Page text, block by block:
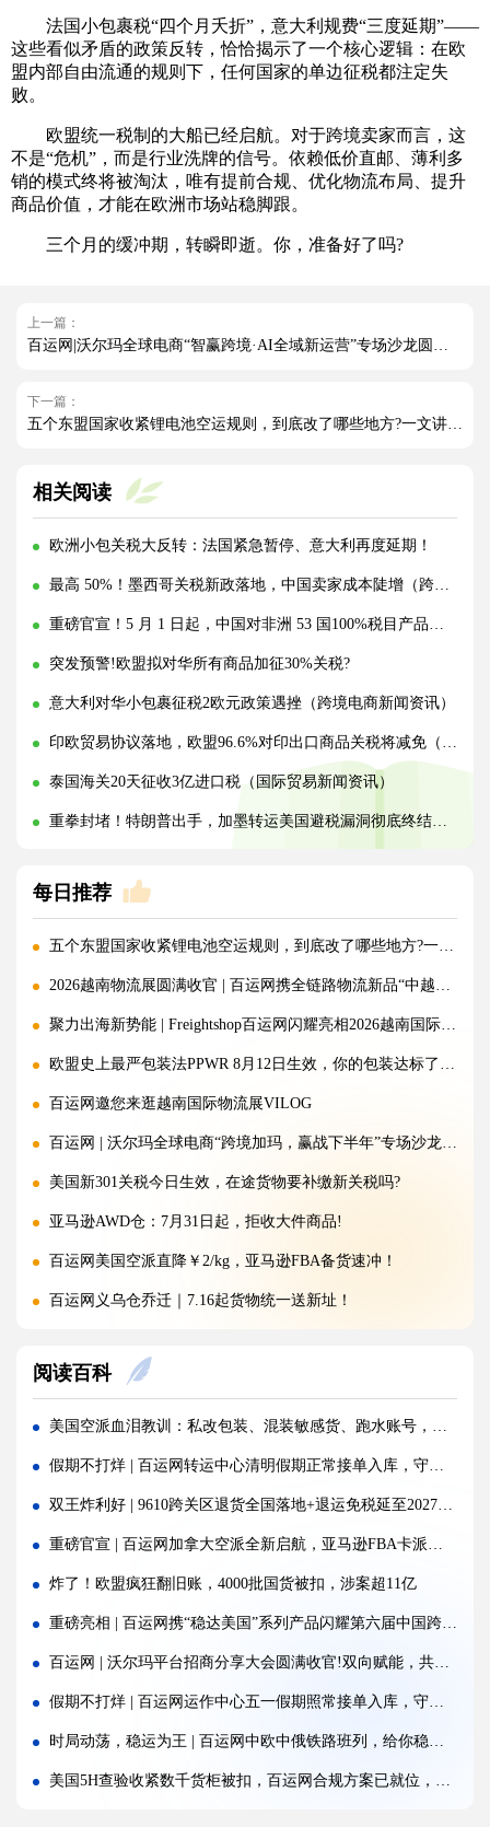
法国小包裹税“四个月夭折”，意大利规费“三度延期”——
这些看似矛盾的政策反转，恰恰揭示了一个核心逻辑：在欧
盟内部自由流通的规则下，任何国家的单边征税都注定失
败。
欧盟统一税制的大船已经启航。对于跨境卖家而言，这
不是“危机”，而是行业洗牌的信号。依赖低价直邮、薄利多
销的模式终将被淘汰，唯有提前合规、优化物流布局、提升
商品价值，才能在欧洲市场站稳脚跟。
三个月的缓冲期，转瞬即逝。你，准备好了吗?
上一篇：
百运网|沃尔玛全球电商“智赢跨境·AI全域新运营”专场沙龙圆满收官!
下一篇：
五个东盟国家收紧锂电池空运规则，到底改了哪些地方?一文讲清!
相关阅读
欧洲小包关税大反转：法国紧急暂停、意大利再度延期！
最高 50%！墨西哥关税新政落地，中国卖家成本陡增（跨境电商卖家请注意）
重磅官宣！5 月 1 日起，中国对非洲 53 国100%税目产品零关税（国际贸易新闻资讯）
突发预警!欧盟拟对华所有商品加征30%关税?
意大利对华小包裹征税2欧元政策遇挫（跨境电商新闻资讯）
印欧贸易协议落地，欧盟96.6%对印出口商品关税将减免（国际贸易新闻资讯）
泰国海关20天征收3亿进口税（国际贸易新闻资讯）
重拳封堵！特朗普出手，加墨转运美国避税漏洞彻底终结（跨境电商卖家请注意）
每日推荐
五个东盟国家收紧锂电池空运规则，到底改了哪些地方?一文讲清!
2026越南物流展圆满收官 | 百运网携全链路物流新品“中越美专线”强势出圈！
聚力出海新势能 | Freightshop百运网闪耀亮相2026越南国际物流展
欧盟史上最严包装法PPWR 8月12日生效，你的包装达标了吗？
百运网邀您来逛越南国际物流展VILOG
百运网 | 沃尔玛全球电商“跨境加玛，赢战下半年”专场沙龙圆满收官!
美国新301关税今日生效，在途货物要补缴新关税吗?
亚马逊AWD仓：7月31日起，拒收大件商品!
百运网美国空派直降￥2/kg，亚马逊FBA备货速冲！
百运网义乌仓乔迁｜7.16起货物统一送新址！
突发！巴基斯坦一架波音737货机失联！
警惕！违规罚10万美金/箱，出货前必看！
百运网|沃尔玛全球电商“智赢跨境·AI全域新运营”专场沙龙圆满收官!
倒计时1天，欧盟小包裹免税政策明日正式取消！
海运价格九连涨，外贸企业称一周一涨扛不住!
警报!美国海关连发四道“封杀令”，你的货还能顺利进美国吗?
百运网邀您来上海双年展逛展领钱啦！
百运网端午假期不打烊，各仓收发货安排速看！
百运网喊你来广州跨交会逛展领福利！
阅读百科
美国空派血泪教训：私改包装、混装敏感货、跑水账号，千万别碰！
假期不打烊 | 百运网转运中心清明假期正常接单入库，守护每一份跨境托付!
双王炸利好 | 9610跨关区退货全国落地+退运免税延至2027，真金白银减负
重磅官宣 | 百运网加拿大空派全新启航，亚马逊FBA卡派大件无忧！
炸了！欧盟疯狂翻旧账，4000批国货被扣，涉案超11亿
重磅亮相 | 百运网携“稳达美国”系列产品闪耀第六届中国跨境电商交易会，新客免单福利来袭！
百运网 | 沃尔玛平台招商分享大会圆满收官!双向赋能，共启跨境出海新征程
假期不打烊 | 百运网运作中心五一假期照常接单入库，守护每一份跨境托付！
时局动荡，稳运为王 | 百运网中欧中俄铁路班列，给你稳稳的安全感！
美国5H查验收紧数千货柜被扣，百运网合规方案已就位，稳达美国不踩坑